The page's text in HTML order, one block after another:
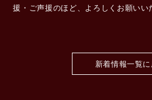
援・ご声援のほど、よろしくお願いい
新着情報一覧